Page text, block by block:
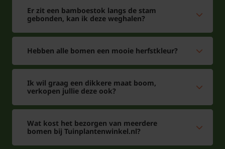
Er zit een bamboestok langs de stam
gebonden, kan ik deze weghalen?
Hebben alle bomen een mooie herfstkleur?
Ik wil graag een dikkere maat boom,
verkopen jullie deze ook?
Wat kost het bezorgen van meerdere
bomen bij Tuinplantenwinkel.nl?